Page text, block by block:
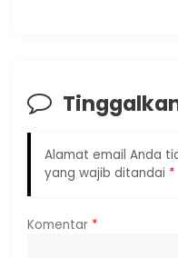
Alamat email Anda
yang wajib ditandai *
Komentar *